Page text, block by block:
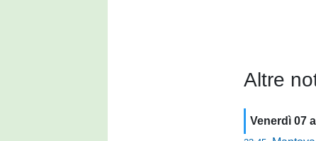
Altre
Venerdì 07